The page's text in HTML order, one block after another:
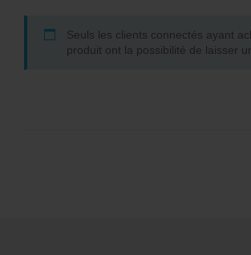
Seuls les clients connectés ayant
produit ont la possibilité de laisser